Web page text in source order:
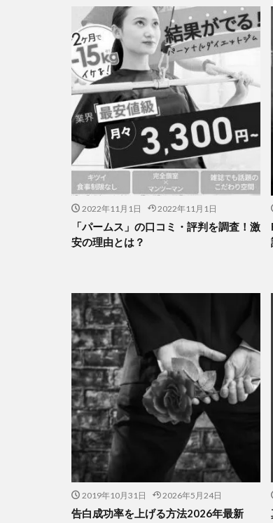
2022年11月1日 2022年11月1日
「パームス」の口コミ・評判を調査！激
安の理由とは？
2019年10月31日 2026年5月24日
告白成功率を上げる方法2026年最新